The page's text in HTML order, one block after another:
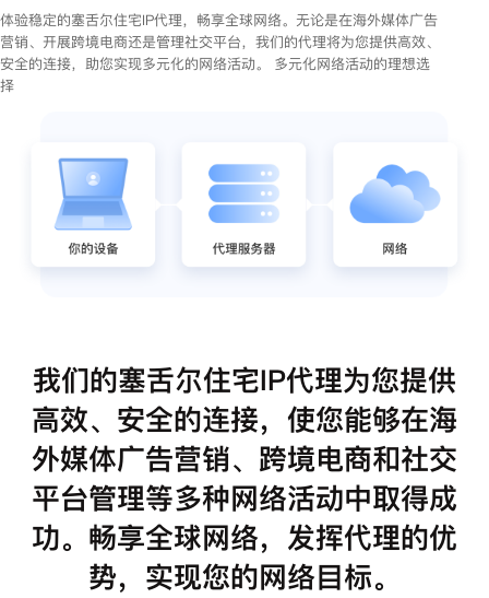
体验稳定的塞舌尔住宅IP代理，畅享全球网络。无论是在海外媒体广告
营销、开展跨境电商还是管理社交平台，我们的代理将为您提供高效、
安全的连接，助您实现多元化的网络活动。 多元化网络活动的理想选
择
我们的塞舌尔住宅IP代理为您提供
高效、安全的连接，使您能够在海
外媒体广告营销、跨境电商和社交
平台管理等多种网络活动中取得成
功。畅享全球网络，发挥代理的优
势，实现您的网络目标。